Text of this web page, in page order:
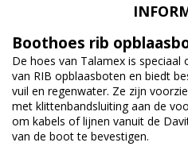
Boothoes rib
De hoes van Talamex is
van RIB opblaasboten en biedt
vuil en regenwater. Ze zijn
met klittenbandsluiting aan de
om kabels of lijnen vanuit de
van de boot te bevestigen.